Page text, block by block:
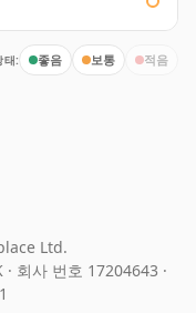
태: 좋음 보통 적음
Ltd.
회사 번호 17204643 ·